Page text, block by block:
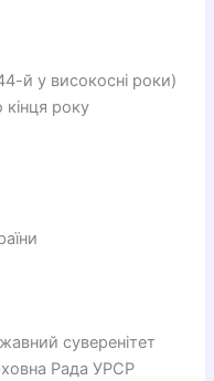
й у високосні роки)
кінця року
суверенітет
Рада УРСР